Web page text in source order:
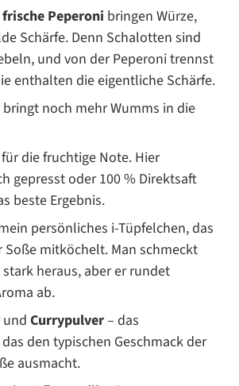
Peperoni bringen Würze,
Schärfe. Denn Schalotten sind
und von der Peperoni trennst
enthalten die eigentliche Schärfe.
bringt noch mehr Wumms in die
die fruchtige Note. Hier
gepresst oder 100 % Direktsaft
beste Ergebnis.
persönliches i-Tüpfelchen, das
Soße mitköchelt. Man schmeckt
heraus, aber er rundet
ab.
und Currypulver– das
den typischen Geschmack der
ausmacht.